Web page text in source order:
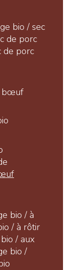
bio / sec
de porc
de porc
bœuf
bio / à
/ à rôtir
/ aux
bio /